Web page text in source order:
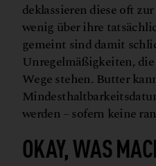
deklassieren diese oft
wenig über ihre
gemeint sind damit
Unregelmäßigkeiten,
Wege stehen. Butter
werden – sofern keine
OKAY, WAS